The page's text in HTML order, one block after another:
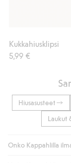
Kukkahiusklipsi
5,99 €
Hiusasusteet
Laukut
Onko Kappahlilla